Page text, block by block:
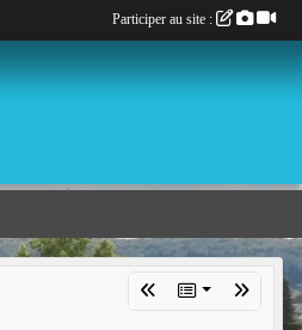
Participer au site :